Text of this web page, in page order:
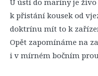
k přistání kousek od
doktrínu mít to k
Opět zapomínáme na
i v mírném bočním